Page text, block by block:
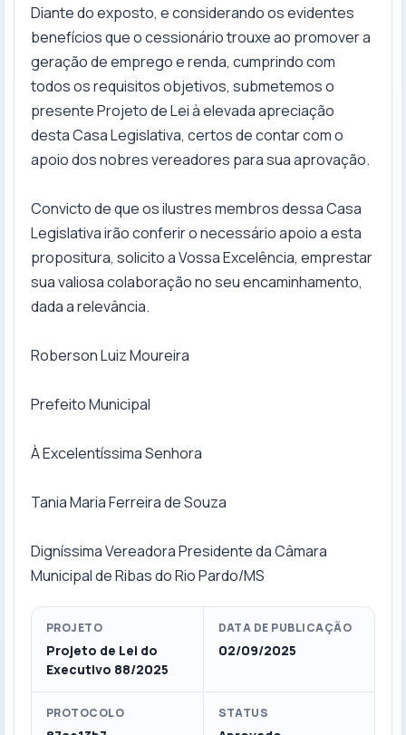
Diante do exposto, e considerando os evidentes
benefícios que o cessionário trouxe ao promover a
geração de emprego e renda, cumprindo com
todos os requisitos objetivos, submetemos o
presente Projeto de Lei à elevada apreciação
desta Casa Legislativa, certos de contar com o
apoio dos nobres vereadores para sua aprovação.
Convicto de que os ilustres membros dessa Casa
Legislativa irão conferir o necessário apoio a esta
propositura, solicito a Vossa Excelência, emprestar
sua valiosa colaboração no seu encaminhamento,
dada a relevância.
Roberson Luiz Moureira
Prefeito Municipal
À Excelentíssima Senhora
Tania Maria Ferreira de Souza
Digníssima Vereadora Presidente da Câmara
Municipal de Ribas do Rio Pardo/MS
PROJETO
Projeto de Lei do
Executivo 88/2025
DATA DE PUBLICAÇÃO
02/09/2025
PROTOCOLO STATUS